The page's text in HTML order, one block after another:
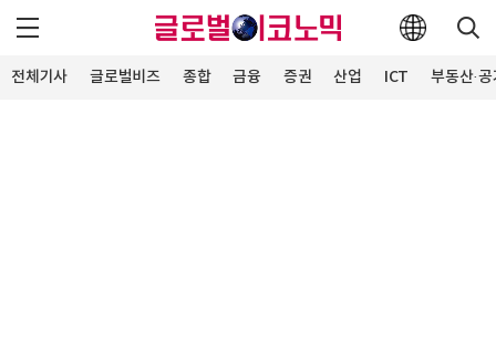
전체기사 글로벌비즈 종합 금융 증권 산업 ICT 부동산·